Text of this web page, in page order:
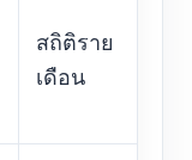
สถิติราย
เดือน